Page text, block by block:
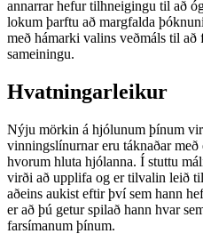
annarrar hefur tilhneigingu til að
lokum þarftu að margfalda
með hámarki valins veðmáls til
sameiningu.
Hvatningarleikur
Nýju mörkin á hjólunum þínum
vinningslínurnar eru táknaðar
hvorum hluta hjólanna. Í stuttu
virði að upplifa og er tilvalin leið
aðeins aukist eftir því sem hann
er að þú getur spilað hann hvar
farsímanum þínum.